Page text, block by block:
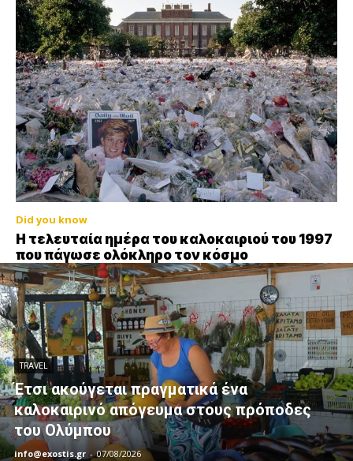
Did you know
Η τελευταία ημέρα του καλοκαιριού του 1997
που πάγωσε ολόκληρο τον κόσμο
TRAVEL
Έτσι ακούγεται πραγματικά ένα
καλοκαιρινό απόγευμα στους πρόποδες
του Ολύμπου
info@exostis.gr - 07/08/2026